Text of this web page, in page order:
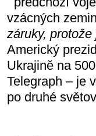
vzácných
záruky,
Americký
Ukrajině na
Telegraph – je
po druhé